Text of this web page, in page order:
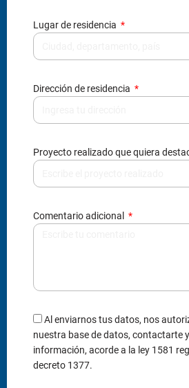
Lugar de residencia
Dirección de residencia
Proyecto realizado que quiera
Comentario adicional
Al enviarnos tus datos, nos
nuestra base de datos, contactarte
información, acorde a la ley 1581
decreto 1377.